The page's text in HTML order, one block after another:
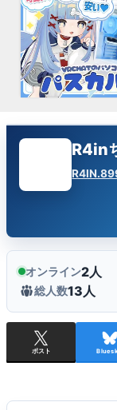
R4in
オンライン2人
総人数13人
ポスト